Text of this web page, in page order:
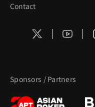
Contact
Sponsors / Partners